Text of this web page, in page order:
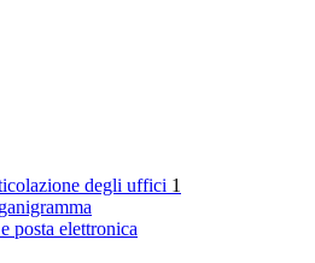
degli uffici 1
posta elettronica